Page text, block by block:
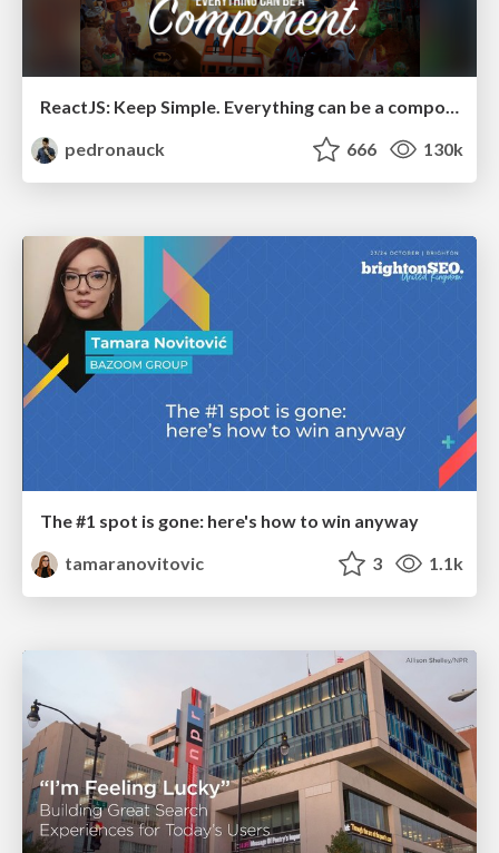
ReactJS: Keep Simple. Everything can be a component!
pedronauck
666 130k
The #1 spot is gone: here's how to win anyway
tamaranovitovic
3 1.1k